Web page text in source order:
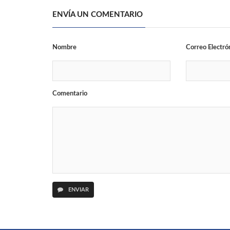
ENVÍA UN COMENTARIO
Nombre Correo
Comentario
ENVIAR